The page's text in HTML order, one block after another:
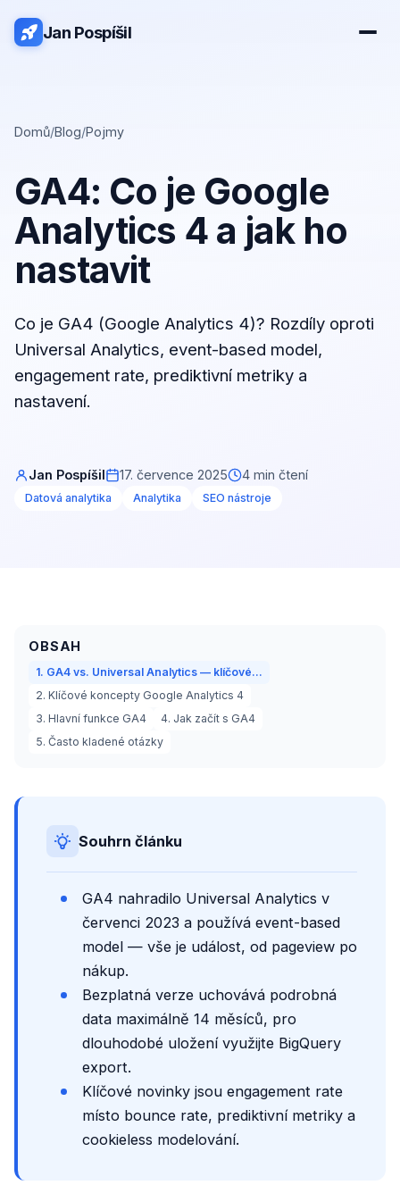
Jan Pospíšil
Domů/Blog/Pojmy
GA4: Co je Google
Analytics 4 a jak ho
nastavit
Co je GA4 (Google Analytics 4)? Rozdíly oproti
Universal Analytics, event-based model,
engagement rate, prediktivní metriky a
nastavení.
Jan Pospíšil 17. července 2025 4 min čtení
Datová analytika Analytika SEO nástroje
OBSAH
1. GA4 vs. Universal Analytics — klíčové…
2. Klíčové koncepty Google Analytics 4
3. Hlavní funkce GA4
4. Jak začít s GA4
5. Často kladené otázky
Souhrn článku
GA4 nahradilo Universal Analytics v
červenci 2023 a používá event-based
model — vše je událost, od pageview po
nákup.
Bezplatná verze uchovává podrobná
data maximálně 14 měsíců, pro
dlouhodobé uložení využijte BigQuery
export.
Klíčové novinky jsou engagement rate
místo bounce rate, prediktivní metriky a
cookieless modelování.